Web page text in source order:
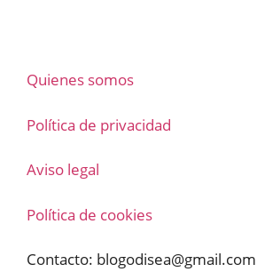
Quienes somos
Política de privacidad
Aviso legal
Política de cookies
Contacto: blogodisea@gmail.com